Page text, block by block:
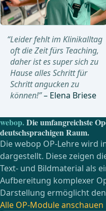
“Leider fehlt im Klinikalltag
oft die Zeit fürs Teaching,
daher ist es super sich zu
Hause alles Schritt für
Schritt angucken zu
können!”– Elena Briese
webop.Die umfangreichste
deutschsprachigen Raum.
Die webop OP-Lehre wird
dargestellt. Diese zeigen
Text- und Bildmaterial als
Aufbereitung komplexer
Darstellung ermöglicht
Alle OP-Module anschauen